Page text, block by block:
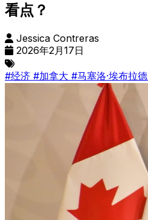
看点？
Jessica Contreras
2026年2月17日
#经济 #加拿大 #马塞洛·埃布拉德